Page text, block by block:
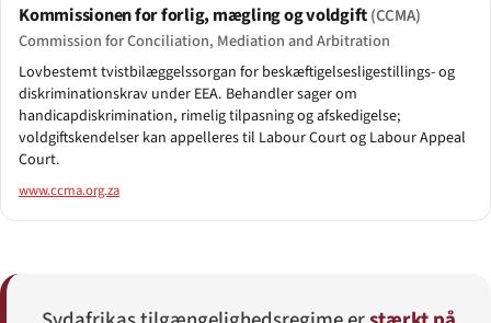
Kommissionen for forlig, mægling og voldgift(CCMA)
Commission for Conciliation, Mediation and Arbitration
Lovbestemt tvistbilæggelssorgan for beskæftigelsesligestillings- og
diskriminationskrav under EEA. Behandler sager om
handicapdiskrimination, rimelig tilpasning og afskedigelse;
voldgiftskendelser kan appelleres til Labour Court og Labour Appeal
Court.
www.ccma.org.za